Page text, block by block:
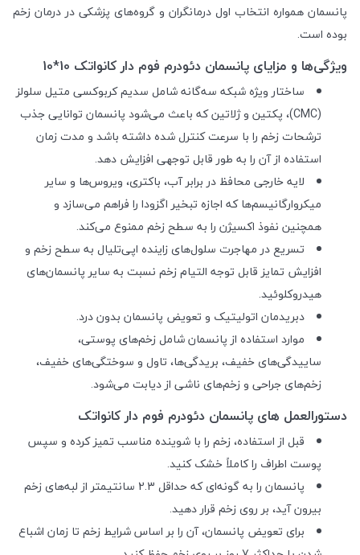
پانسمان همواره انتخاب اول درمانگران و گروه‌های پزشکی در درمان زخم
بوده است.
ویژگی‌ها و مزایای پانسمان دئودرم فوم دار کانواتک 10*10
ساختار ویژه شبکه سه‌گانه شامل سدیم کربوکسی متیل سلولز
(CMC)، پکتین و ژلاتین که باعث می‌شود پانسمان توانایی جذب
ترشحات زخم را با سرعت کنترل شده داشته باشد و مدت زمان
استفاده از آن را به طور قابل توجهی افزایش دهد.
لایه خارجی محافظ در برابر آب، باکتری، ویروس‌ها و سایر
میکروارگانیسم‌ها که اجازه تبخیر اگزودا را فراهم می‌سازد و
همچنین نفوذ اکسیژن را به سطح زخم ممنوع می‌کند.
تسریع در مهاجرت سلول‌های زاینده اپی‌تلیال به سطح زخم و
افزایش تمایز قابل توجه التیام زخم نسبت به سایر پانسمان‌های
هیدروکلوئید.
دبریدمان اتولیتیک و تعویض پانسمان بدون درد.
موارد استفاده از پانسمان شامل زخم‌های پوستی،
ساییدگی‌های خفیف، بریدگی‌ها، تاول و سوختگی‌های خفیف،
زخم‌های جراحی و زخم‌های ناشی از دیابت می‌شود.
دستورالعمل های پانسمان دئودرم فوم دار کانواتک
قبل از استفاده، زخم را با شوینده مناسب تمیز کرده و سپس
پوست اطراف را کاملاً خشک کنید.
پانسمان را به گونه‌ای که حداقل 2.3 سانتیمتر از لبه‌های زخم
بیرون آید، بر روی زخم قرار دهید.
برای تعویض پانسمان، آن را بر اساس شرایط زخم تا زمان اشباع